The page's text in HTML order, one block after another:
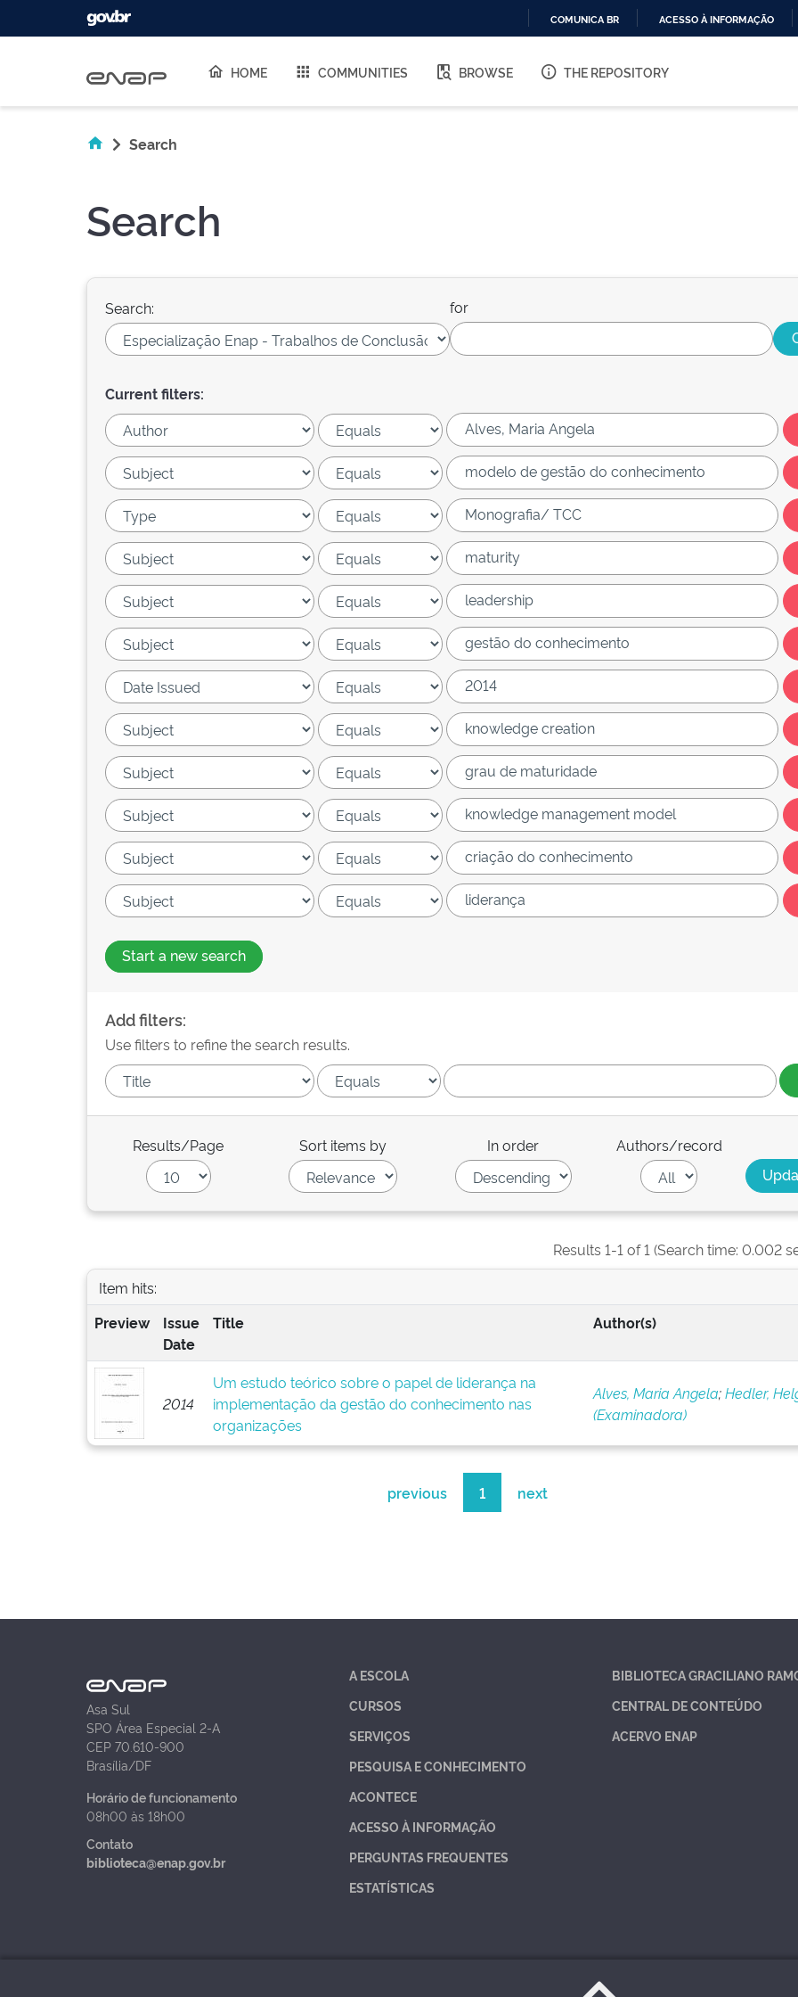
O
COMUNICA BR ACESSO À INFORMAÇÃO
HOME COMMUNITIES BROWSE THE REPOSITORY
Search
Search
Search: for
Current filters:
Start a new search
Add filters:
Use filters to refine the search results.
Results/Page Sort items by In order Authors/record
Results 1-1 of 1 (Search time: 0.002
Item hits:
Preview
Issue
Date
Title Author(s)
2014
Um estudo teórico sobre o papel de liderança na
implementação da gestão do conhecimento nas
organizações
Alves, Maria Angela;Hedler,
(Examinadora)
previous 1 next
Asa Sul
SPO Área Especial 2-A
CEP 70.610-900
Brasília/DF
Horário de funcionamento
08h00 às 18h00
Contato
biblioteca@enap.gov.br
A ESCOLA
CURSOS
SERVIÇOS
PESQUISA E CONHECIMENTO
ACONTECE
ACESSO À INFORMAÇÃO
PERGUNTAS FREQUENTES
ESTATÍSTICAS
BIBLIOTECA GRACILIANO
CENTRAL DE CONTEÚDO
ACERVO ENAP